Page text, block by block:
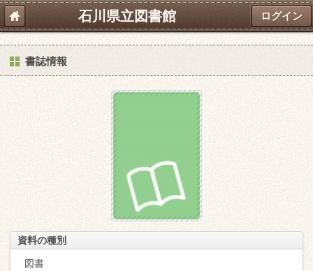
石川県立図書館 ログイン
書誌情報
資料の種別
図書